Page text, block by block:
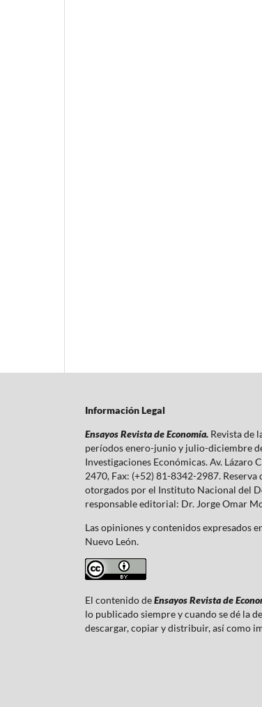
Información Legal
Ensayos Revista de Economía. Revista de
períodos enero-junio y julio-diciembre
Investigaciones Económicas. Av. Lázaro
2470, Fax: (+52) 81-8342-2987.
otorgados por el Instituto Nacional del
responsable editorial: Dr. Jorge Omar
Las opiniones y contenidos expresados
Nuevo León.
El contenido deEnsayos Revista de
lo publicado siempre y cuando se dé la
descargar, copiar y distribuir, así como